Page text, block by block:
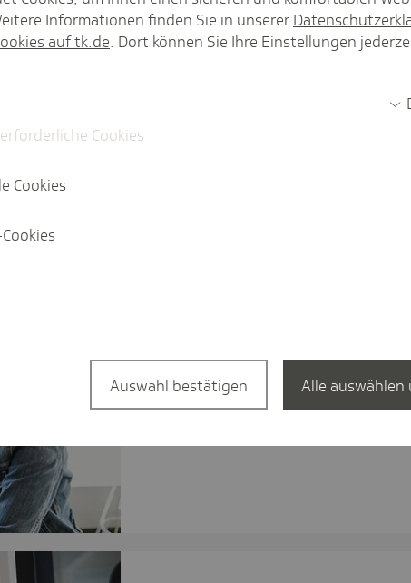
Rund um das Thema
Informationen finden Sie in unserer
auf tk.de. Dort können Sie Ihre Einstellungen
Cookies
Cookies
Auswahl bestätigen Alle auswählen